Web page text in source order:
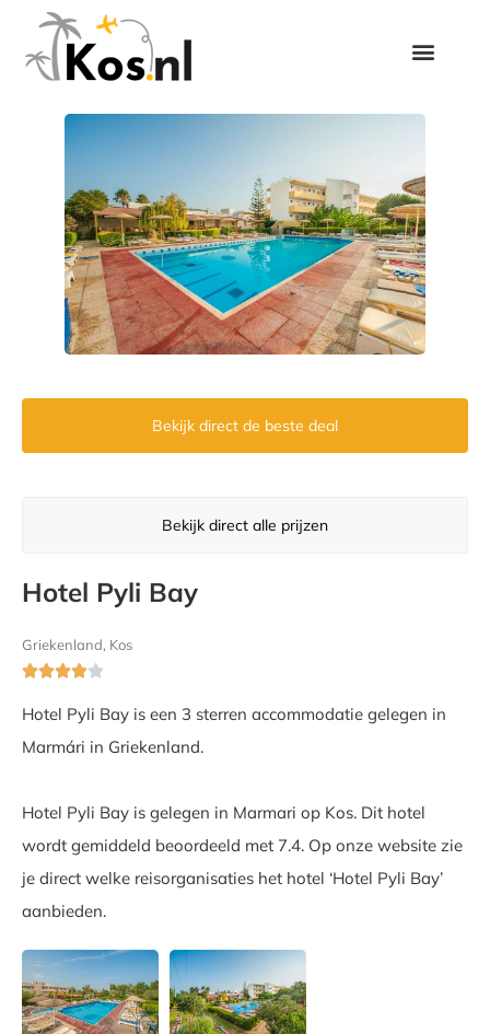
Bekijk direct de beste deal
Bekijk direct alle prijzen
Hotel Pyli Bay
Griekenland, Kos

Hotel Pyli Bay is een 3 sterren accommodatie gelegen in
Marmári in Griekenland.
Hotel Pyli Bay is gelegen in Marmari op Kos. Dit hotel
wordt gemiddeld beoordeeld met 7.4. Op onze website zie
je direct welke reisorganisaties het hotel ‘Hotel Pyli Bay’
aanbieden.